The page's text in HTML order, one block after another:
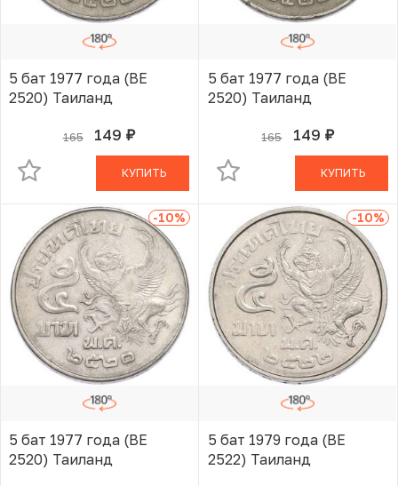
5 бат 1977 года (BE
2520) Таиланд
165 149 руб.
В КОРЗИНЕ
КУПИТЬ
5 бат 1977 года (BE
2520) Таиланд
165 149 руб.
В КОРЗИНЕ
КУПИТЬ
-10%
5 бат 1977 года (BE
2520) Таиланд
-10%
5 бат 1979 года (BE
2522) Таиланд